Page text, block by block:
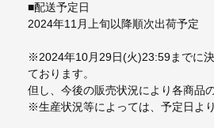
■配送予定日
2024年11月上旬以降順次出荷予定
※2024年10月29日(火)23:59までに
ております。
但し、今後の販売状況により各商品
※生産状況等によっては、予定日よ